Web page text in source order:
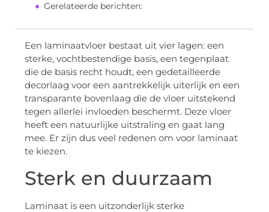
Gerelateerde berichten:
Een laminaatvloer bestaat uit vier lagen: een
sterke, vochtbestendige basis, een tegenplaat
die de basis recht houdt, een gedetailleerde
decorlaag voor een aantrekkelijk uiterlijk en een
transparante bovenlaag die de vloer uitstekend
tegen allerlei invloeden beschermt. Deze vloer
heeft een natuurlijke uitstraling en gaat lang
mee. Er zijn dus veel redenen om voor laminaat
te kiezen.
Sterk en duurzaam
Laminaat is een uitzonderlijk sterke